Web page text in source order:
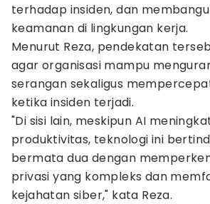
terhadap insiden, dan
keamanan di lingkungan kerja.
Menurut Reza, pendekatan
agar organisasi mampu
serangan sekaligus
ketika insiden terjadi.
"Di sisi lain, meskipun AI
produktivitas, teknologi ini
bermata dua dengan
privasi yang kompleks dan
kejahatan siber," kata Reza.